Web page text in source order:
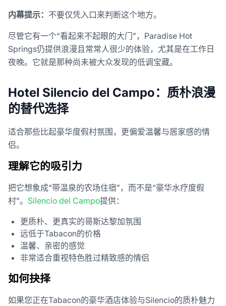
内幕提示： 不要仅凭入口来判断这个地方。
尽管它有一个“看起来不起眼的大门”，Paradise Hot
Springs仍提供浪漫且常常人很少的体验，尤其是在工作日
夜晚。它就是那种尚未被大众发现的低调宝藏。
Hotel Silencio del Campo：质朴浪漫
的替代选择
适合那些比起豪华度假村氛围，更偏爱温馨与居家感的情
侣。
理解它的吸引力
把它想象成“带温泉的农场住宿”，而不是“豪华水疗度假
村”。 Silencio del Campo提供：
更质朴、更真实的哥斯达黎加氛围
远低于Tabacon的价格
温馨、亲密的感觉
非常适合重视特色胜过精致感的情侣
如何抉择
如果您正在Tabacon的豪华酒店体验与Silencio的质朴魅力